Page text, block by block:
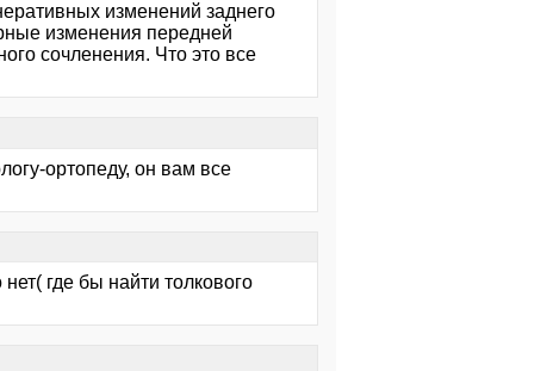
изменений заднего
изменения передней
сочленения. Что это все
ортопеду, он вам все
где бы найти толкового